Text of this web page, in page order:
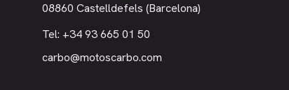
08860 Castelldefels (Barcelona)
Tel: +34 93 665 01 50
carbo@motoscarbo.com